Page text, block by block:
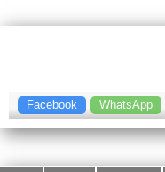
Facebook WhatsApp